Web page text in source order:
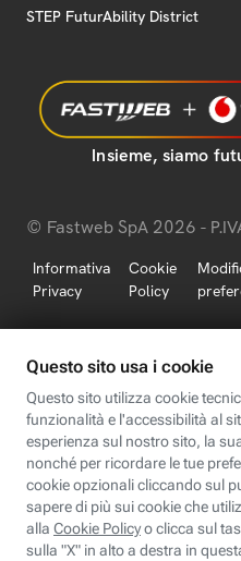
STEP FuturAbility District
Insieme, siamo
© Fastweb SpA 2026 -
Informativa
Privacy
Cookie
Policy